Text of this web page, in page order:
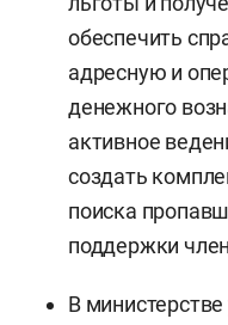
обеспечить
адресную и
денежного
активное
создать
поиска
поддержки
В